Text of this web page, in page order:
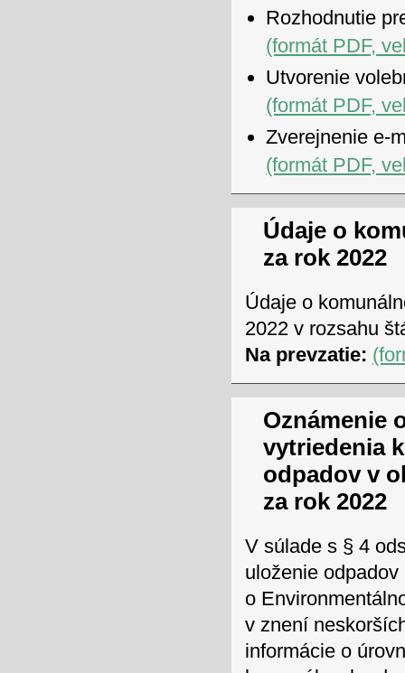
Rozhodnutie
(formát PDF,
Utvorenie
(formát PDF,
Zverejnenie e-
(formát PDF,
Údaje o
za rok 2022
Údaje o
2022 v rozsahu
Na prevzatie:
Oznámenie
vytriedenia
odpadov v
za rok 2022
V súlade s § 4
uloženie
o
v znení
informácie o